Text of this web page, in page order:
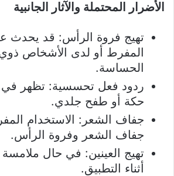
الأضرار المحتملة والآثار الجانبية
تهيج فروة الرأس: قد يحدث
المفرط أو لدى الأشخاص
الحساسة.
ردود فعل تحسسية: تظهر
حكة أو طفح جلدي.
جفاف الشعر: الاستخدام
جفاف الشعر وفروة الرأس.
تهيج العينين: في حال ملامسة
أثناء التطبيق.